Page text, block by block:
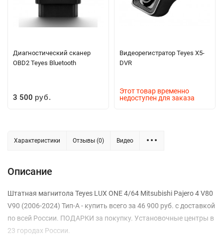
Диагностический сканер
OBD2 Teyes Bluetooth
3 500 руб.
Видеорегистратор Teyes X5-
DVR
Этот товар временно
недоступен для заказа
Характеристики Отзывы (0) Видео
Описание
Штатная магнитола Teyes LUX ONE 4/64 Mitsubishi Pajero 4 V80
V90 (2006-2024) Тип-A - купить всего за 46 900 руб. с доставкой
по всей России. ПОДАРКИ за покупку. Установочные центры в
23 городах России.